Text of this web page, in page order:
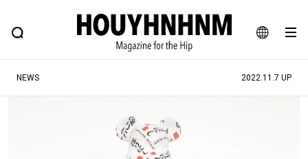
JA
EN
FEATURE BLOG SNAP
ヒップなファッション、カルチャー、ライフスタイルWEBマガジン
#憧れの逸品
NEWS 2022.11.7 UP